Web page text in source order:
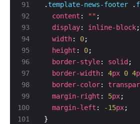
91
93
94
95
96
97
98
99
100
101
.template-news-footer .
content : ""
display: inline-block
width: 0
height : 0
border-style: solid
border-width: 4px 0 4
border-color:
margin-right : 5px
margin-left : -15px